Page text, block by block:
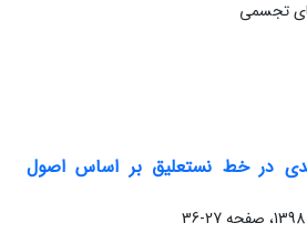
در خط نستعلیق بر اساس اصول
27-36